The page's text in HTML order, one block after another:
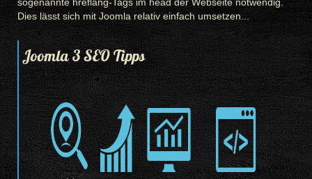
Dies lässt sich mit Joomla relativ einfach umsetzen...
Joomla 3 SEO Tipps